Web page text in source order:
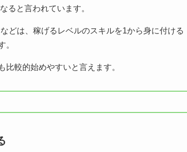
ると言われています。
どは、稼げるレベルのスキルを1から身に付ける
。
較的始めやすいと言えます。